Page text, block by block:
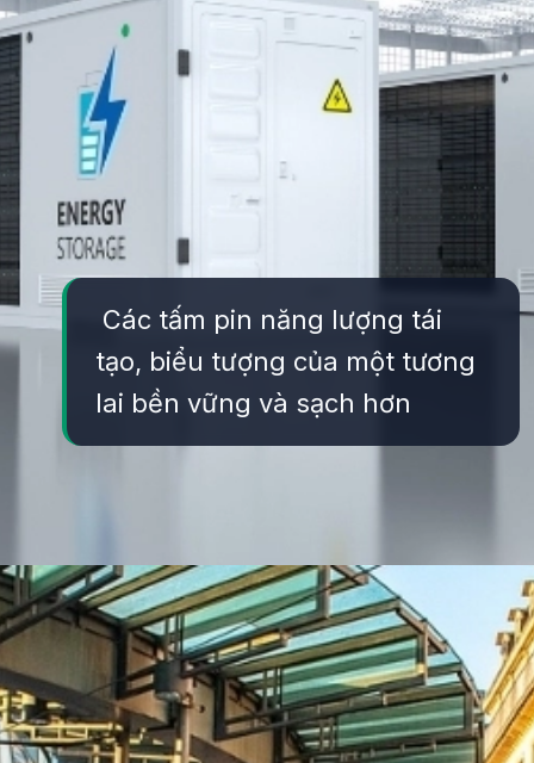
Các tấm pin năng lượng tái
tạo, biểu tượng của một tương
lai bền vững và sạch hơn
Đang mở https://yeukhoahoc.edu.vn/vai-tro-cua-cong-nghe-xanh